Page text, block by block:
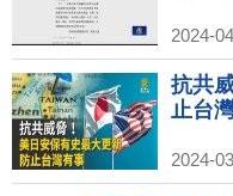
2024-
抗共
止台
2024-